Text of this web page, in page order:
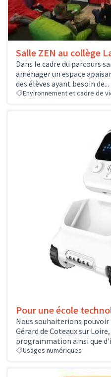
Salle ZEN au collège
Dans le cadre du parcours
aménager un espace
des élèves ayant besoin de...
Environnement et cadre de
Pour une école
Nous souhaiterions
Gérard de Coteaux sur
programmation ainsi que
Usages numériques